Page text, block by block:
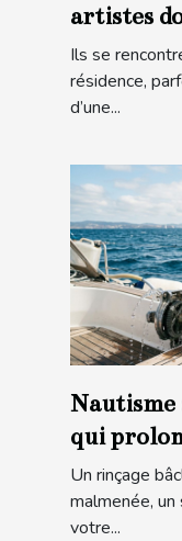
artistes
Ils se
résidence,
d’une...
Nautisme
qui
matériel
Un rinçage
malmenée,
votre...